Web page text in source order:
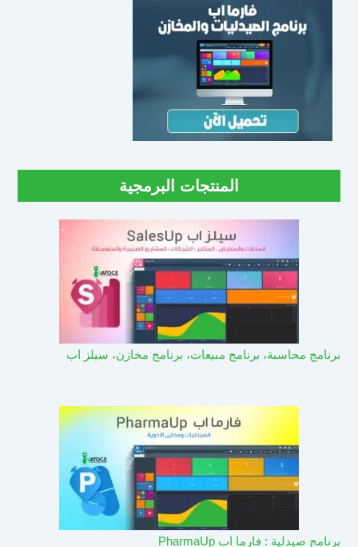
المنتجات البرمجية
برنامج محاسبة، برنامج مبيعات، برنامج مخازن، سيلز اب
برنامج صيدلية : فارما اب PharmaUp​